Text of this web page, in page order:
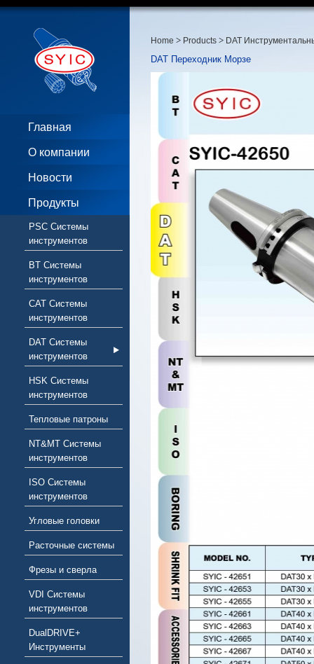
Главная
О компании
Новости
Продукты
PSC Системы
инструментов
BT Системы
инструментов
CAT Системы
инструментов
DAT Системы
инструментов
HSK Системы
инструментов
Тепловые патроны
NT&MT Системы
инструментов
ISO Системы
инструментов
Угловые головки
Расточные системы
Фрезы и сверла
VDI Системы
инструментов
DualDRIVE+
Инструменты
Home > Products > DAT
DAT Переходник Морзе